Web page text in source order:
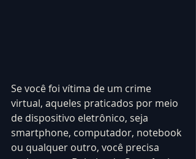
Se você foi vítima de um crime
virtual, aqueles praticados por meio
de dispositivo eletrônico, seja
smartphone, computador, notebook
ou qualquer outro, você precisa